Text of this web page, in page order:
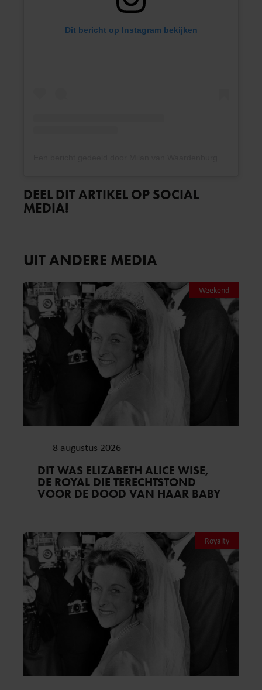
Dit bericht op Instagram bekijken
DEEL DIT ARTIKEL OP SOCIAL
MEDIA!
UIT ANDERE MEDIA
Weekend
8 augustus 2026
DIT WAS ELIZABETH ALICE WISE,
DE ROYAL DIE TERECHTSTOND
VOOR DE DOOD VAN HAAR BABY
Royalty